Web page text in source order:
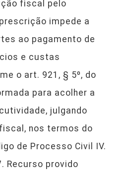
fiscal pelo
impede a
ao pagamento de
e custas
o art. 921, § 5º, do
para acolher a
julgando
nos termos do
de Processo Civil IV.
Recurso provido